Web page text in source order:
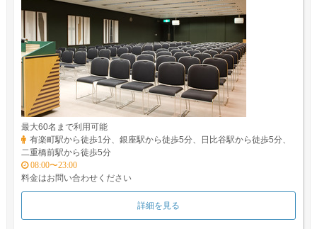
最大60名まで利用可能
有楽町駅から徒歩1分、銀座駅から徒歩5分、日比谷駅から徒歩5分、
二重橋前駅から徒歩5分
08:00〜23:00
料金はお問い合わせください
詳細を見る